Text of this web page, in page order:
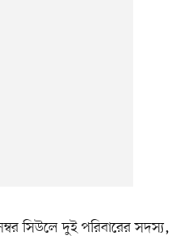
সিউলে দুই পরিবারের সদস্য,